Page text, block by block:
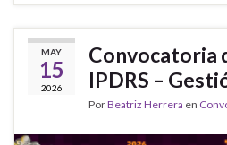
MAY
15
2026
Convocatoria
IPDRS –
PorBeatriz Herrera en